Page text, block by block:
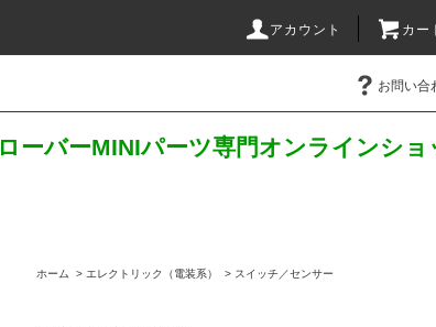
アカウント カー
お問い合
ローバーMINIパーツ専門オンラインショ
ホーム > エレクトリック（電装系） > スイッチ／センサー